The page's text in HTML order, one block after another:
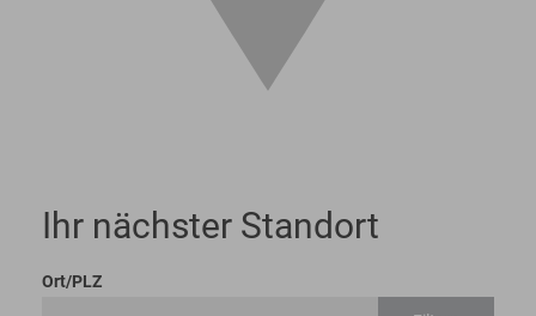
Ihr nächster Standort
Ort/PLZ